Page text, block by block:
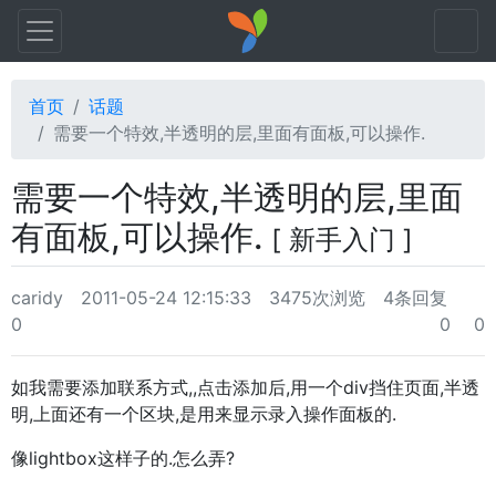
首页
话题
需要一个特效,半透明的层,里面有面板,可以操作.
需要一个特效,半透明的层,里面
有面板,可以操作. [ 新手入门 ]
caridy 2011-05-24 12:15:33 3475次浏览
4条回复
0
0 0
如我需要添加联系方式,,点击添加后,用一个div挡住页面,半透
明,上面还有一个区块,是用来显示录入操作面板的.
像lightbox这样子的.怎么弄?